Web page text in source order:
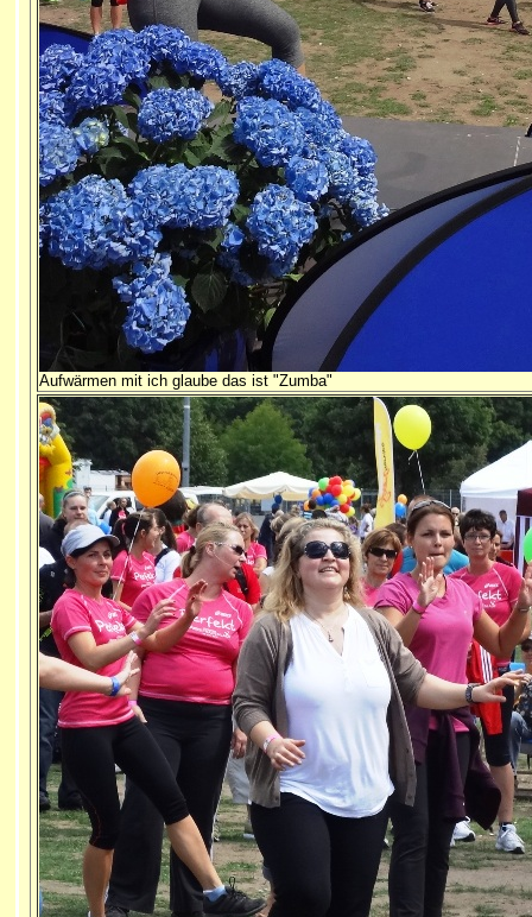
Aufwärmen mit ich glaube das ist "Zumba"